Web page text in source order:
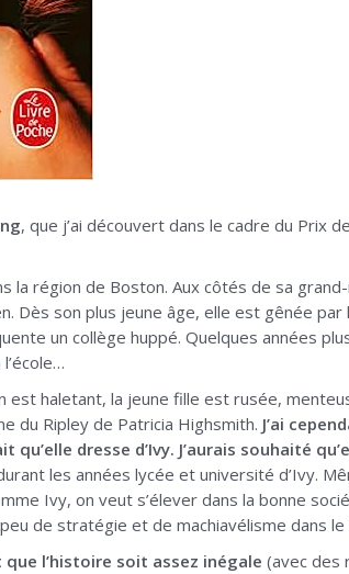
, que j’ai découvert dans le cadre du Prix
la région de Boston. Aux côtés de sa
Dès son plus jeune âge, elle est gênée
un collège huppé. Quelques années
est haletant, la jeune fille est rusée,
du Ripley de Patricia Highsmith. J’ai
dresse d’Ivy. J’aurais souhaité
les années lycée et université d’Ivy.
Ivy, on veut s’élever dans la bonne
de stratégie et de machiavélisme dans le
l’histoire soit assez inégale (avec des